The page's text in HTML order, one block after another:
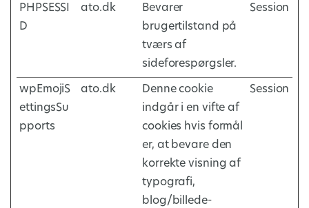
PHPSESSI
D
ato.dk
Bevarer
brugertilstand på
tværs af
sideforespørgsler.
Session
wpEmojiS
ettingsSu
pports
ato.dk
Denne cookie
indgår i en vifte af
cookies hvis formål
er, at bevare den
korrekte visning af
typografi,
blog/billede-
Session